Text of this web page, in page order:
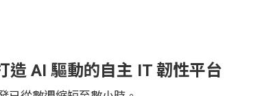
AI 驅動的自主 IT 韌性平台